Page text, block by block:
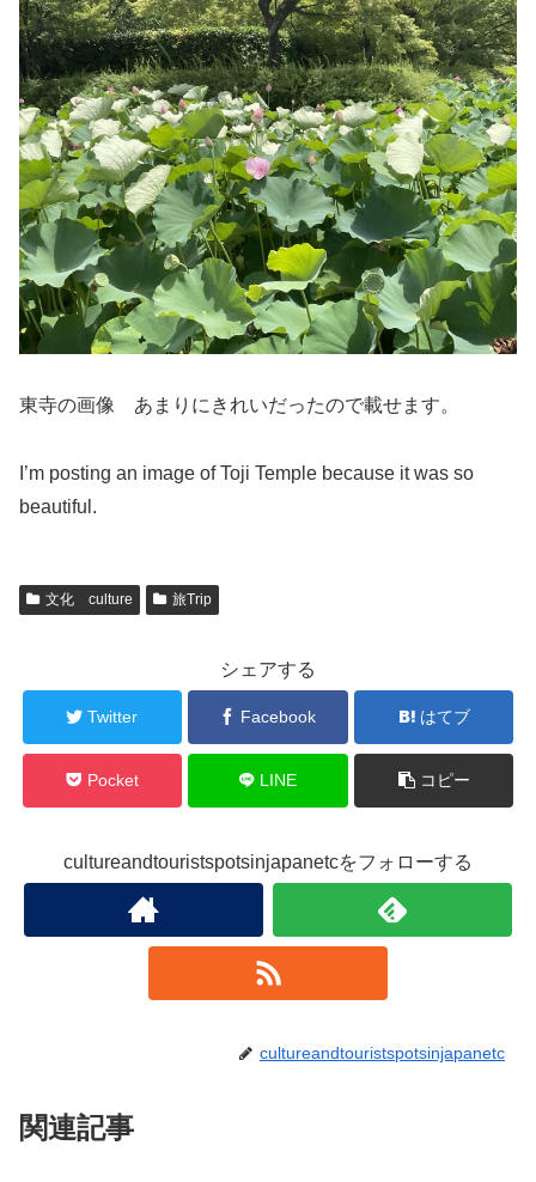
東寺の画像 あまりにきれいだったので載せます。
I’m posting an image of Toji Temple because it was so
beautiful.
文化 culture 旅Trip
シェアする
Twitter Facebook はてブ
Pocket LINE コピー
cultureandtouristspotsinjapanetcをフォローする
cultureandtouristspotsinjapanetc
関連記事